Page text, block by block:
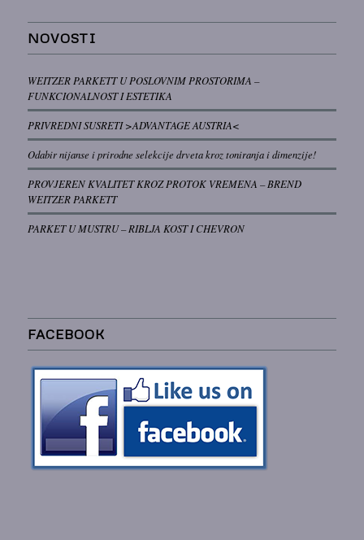
NOVOSTI
WEITZER PARKETT U POSLOVNIM PROSTORIMA –
FUNKCIONALNOST I ESTETIKA
PRIVREDNI SUSRETI >ADVANTAGE AUSTRIA<
Odabir nijanse i prirodne selekcije drveta kroz toniranja i dimenzije!
PROVJEREN KVALITET KROZ PROTOK VREMENA – BREND
WEITZER PARKETT
PARKET U MUSTRU – RIBLJA KOST I CHEVRON
FACEBOOK